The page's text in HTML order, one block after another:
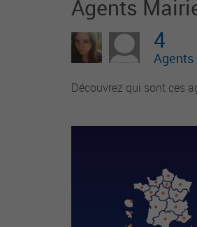
Agents
4
Agents
Découvrez qui sont ces